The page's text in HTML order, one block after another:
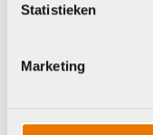
Statistieken
Marketing
forest green
Op voorraad in winkel